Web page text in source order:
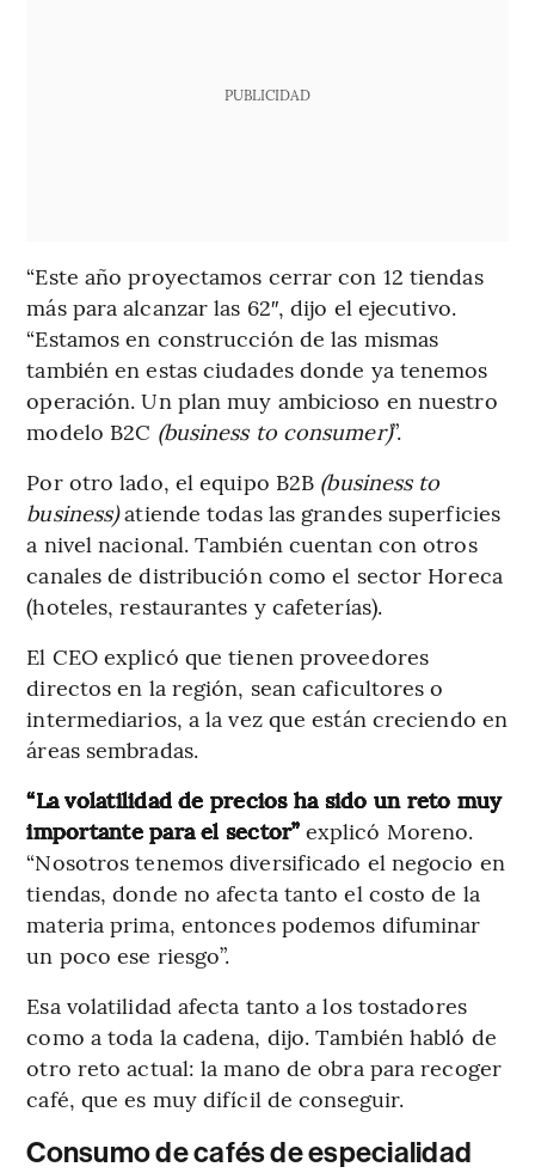
PUBLICIDAD
“Este año proyectamos cerrar con 12 tiendas
más para alcanzar las 62″, dijo el ejecutivo.
“Estamos en construcción de las mismas
también en estas ciudades donde ya tenemos
operación. Un plan muy ambicioso en nuestro
modelo B2C (business to consumer)”.
Por otro lado, el equipo B2B (business to
business)atiende todas las grandes superficies
a nivel nacional. También cuentan con otros
canales de distribución como el sector Horeca
(hoteles, restaurantes y cafeterías).
El CEO explicó que tienen proveedores
directos en la región, sean caficultores o
intermediarios, a la vez que están creciendo en
áreas sembradas.
“La volatilidad de precios ha sido un reto muy
importante para el sector” explicó Moreno.
“Nosotros tenemos diversificado el negocio en
tiendas, donde no afecta tanto el costo de la
materia prima, entonces podemos difuminar
un poco ese riesgo”.
Esa volatilidad afecta tanto a los tostadores
como a toda la cadena, dijo. También habló de
otro reto actual: la mano de obra para recoger
café, que es muy difícil de conseguir.
Consumo de cafés de especialidad